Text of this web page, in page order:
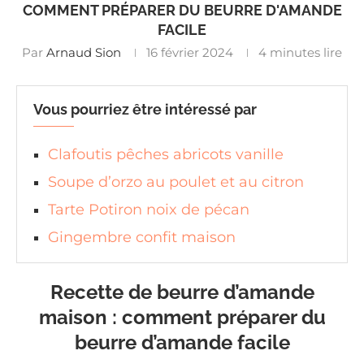
COMMENT PRÉPARER DU BEURRE D'AMANDE
FACILE
Par Arnaud Sion 16 février 2024 4 minutes lire
Vous pourriez être intéressé par
Clafoutis pêches abricots vanille
Soupe d’orzo au poulet et au citron
Tarte Potiron noix de pécan
Gingembre confit maison
Recette de beurre d’amande
maison : comment préparer du
beurre d’amande facile